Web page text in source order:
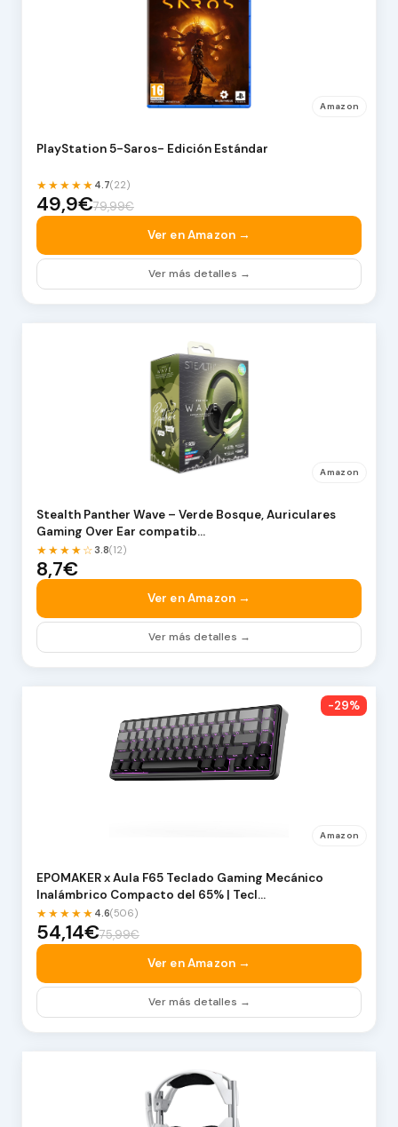
Amazon
PlayStation 5-Saros- Edición Estándar
★★★★★ 4.7(22)
49,9€79,99€
Ver en Amazon →
Ver más detalles →
Amazon
Stealth Panther Wave – Verde Bosque, Auriculares
Gaming Over Ear compatib…
★★★★☆3.8(12)
8,7€
Ver en Amazon →
Ver más detalles →
-29%
Amazon
EPOMAKER x Aula F65 Teclado Gaming Mecánico
Inalámbrico Compacto del 65% | Tecl…
★★★★★ 4.6(506)
54,14€75,99€
Ver en Amazon →
Ver más detalles →